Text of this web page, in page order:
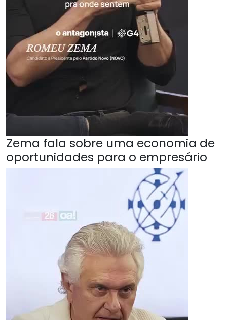
Zema fala sobre uma economia de
oportunidades para o empresário